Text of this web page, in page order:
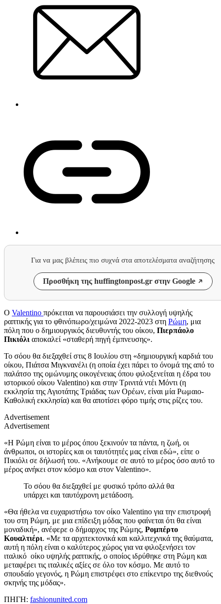
Για να μας βλέπεις πιο συχνά στα αποτελέσματα αναζήτησης
Προσθήκη της huffingtonpost.gr στην Google
Ο Valentino πρόκειται να παρουσιάσει την συλλογή υψηλής
ραπτικής για το φθινόπωρο/χειμώνα 2022-2023 στη Ρώμη, μια
πόλη που ο δημιουργικός διευθυντής του οίκου, Πιερπάολο
Πικιόλι αποκαλεί «σταθερή πηγή έμπνευσης».
Το σόου θα διεξαχθεί στις 8 Ιουλίου στη «δημιουργική καρδιά του
οίκου, Πιάτσα Μιγκνανέλι (η οποία έχει πάρει το όνομά της από το
παλάτσο της ομώνυμης οικογένειας όπου φιλοξενείται η έδρα του
ιστορικού οίκου Valentino) και στην Τρινιτά ντέι Μόντι (η
εκκλησία της Αγιοτάτης Τριάδας των Ορέων, είναι μία Ρωμαιο-
Καθολική εκκλησία) και θα αποτίσει φόρο τιμής στις ρίζες του.
Advertisement
Advertisement
«Η Ρώμη είναι το μέρος όπου ξεκινούν τα πάντα, η ζωή, οι
άνθρωποι, οι ιστορίες και οι ταυτότητές μας είναι εδώ», είπε ο
Πικιόλι σε δήλωσή του. «Ανήκουμε σε αυτό το μέρος όσο αυτό το
μέρος ανήκει στον κόσμο και στον Valentino».
Το σόου θα διεξαχθεί με φυσικό τρόπο αλλά θα
υπάρχει και ταυτόχρονη μετάδοση.
«Θα ήθελα να ευχαριστήσω τον οίκο Valentino για την επιστροφή
του στη Ρώμη, με μια επίδειξη μόδας που φαίνεται ότι θα είναι
μοναδική», ανέφερε ο δήμαρχος της Ρώμης, Ρομπέρτο
Κουαλτιέρι. «Με τα αρχιτεκτονικά και καλλιτεχνικά της θαύματα,
αυτή η πόλη είναι ο καλύτερος χώρος για να φιλοξενήσει τον
ιταλικό οίκο υψηλής ραπτικής, ο οποίος ιδρύθηκε στη Ρώμη και
μεταφέρει τις ιταλικές αξίες σε όλο τον κόσμο. Με αυτό το
σπουδαίο γεγονός, η Ρώμη επιστρέφει στο επίκεντρο της διεθνούς
σκηνής της μόδας».
ΠΗΓΗ: fashionunited.com